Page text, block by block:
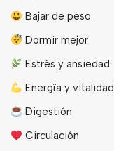
Bajar de peso
Dormir mejor
Estrés y ansiedad
Energîa y vitalidad
Digestión
Circulación